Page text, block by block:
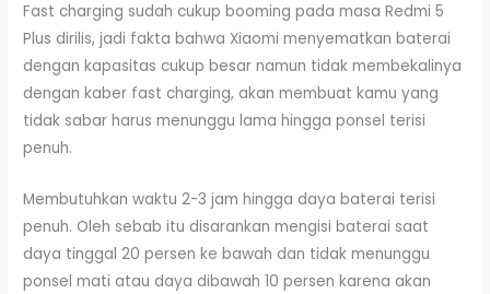
Fast charging sudah cukup booming pada masa Redmi 5
Plus dirilis, jadi fakta bahwa Xiaomi menyematkan baterai
dengan kapasitas cukup besar namun tidak membekalinya
dengan kaber fast charging, akan membuat kamu yang
tidak sabar harus menunggu lama hingga ponsel terisi
penuh.
Membutuhkan waktu 2-3 jam hingga daya baterai terisi
penuh. Oleh sebab itu disarankan mengisi baterai saat
daya tinggal 20 persen ke bawah dan tidak menunggu
ponsel mati atau daya dibawah 10 persen karena akan